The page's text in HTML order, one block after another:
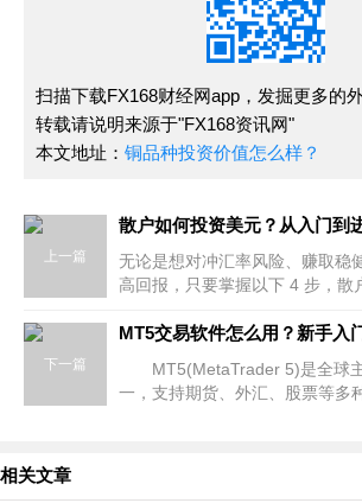
扫描下载FX168财经网app，发掘更多的
转载请说明来源于"FX168资讯网"
本文地址： 铜品种投资价值怎么样？
上一篇
无论是想对冲汇率风险、赚取稳
高回报，只要掌握以下 4 步，散
下一篇
MT5交易软件怎么用？新手入
MT5(MetaTrader 5)是全球主
一，支持期货、外汇、股票等多
相关文章